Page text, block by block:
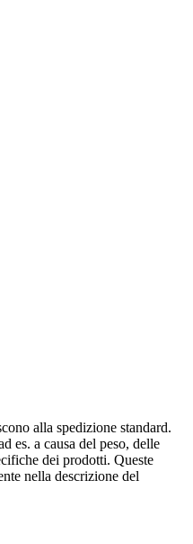
alla spedizione standard.
es. a causa del peso, delle
dei prodotti. Queste
nella descrizione del